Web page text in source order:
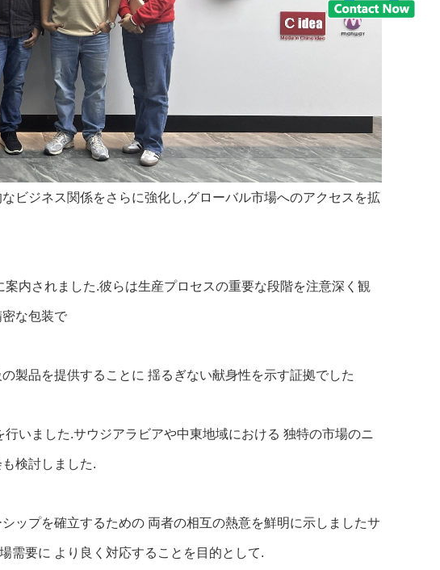
ビジネス関係をさらに強化し,グローバル市場へのアクセスを拡
内されました.彼らは生産プロセスの重要な段階を注意深く観
な包装で
製品を提供することに 揺るぎない献身性を示す証拠でした
いました.サウジアラビアや中東地域における 独特の市場のニ
検討しました.
ップを確立するための 両者の相互の熱意を鮮明に示しましたサ
需要に より良く対応することを目的として.